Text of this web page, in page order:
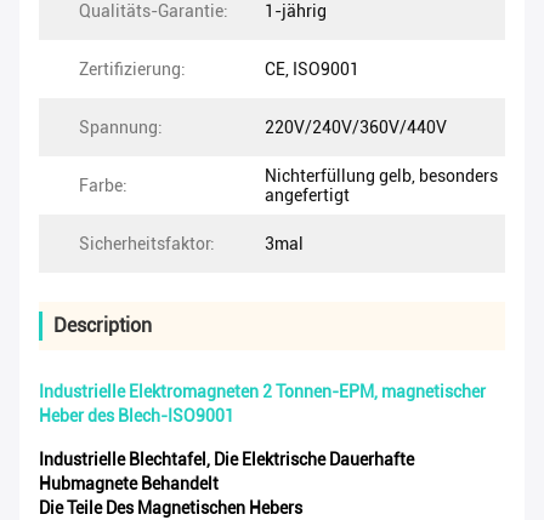
Qualitäts-Garantie: 1-jährig
Zertifizierung: CE, ISO9001
Spannung: 220V/240V/360V/440V
Farbe:
Nichterfüllung gelb, besonders
angefertigt
Sicherheitsfaktor: 3mal
Description
Industrielle Elektromagneten 2 Tonnen-EPM, magnetischer
Heber des Blech-ISO9001
Industrielle Blechtafel, Die Elektrische Dauerhafte
Hubmagnete Behandelt
Die Teile Des Magnetischen Hebers